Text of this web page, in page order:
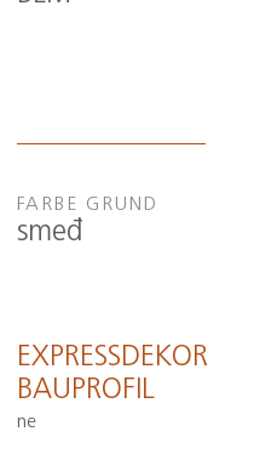
FARBE GRUND
smeđ
EXPRESSDEKOR
BAUPROFIL
ne